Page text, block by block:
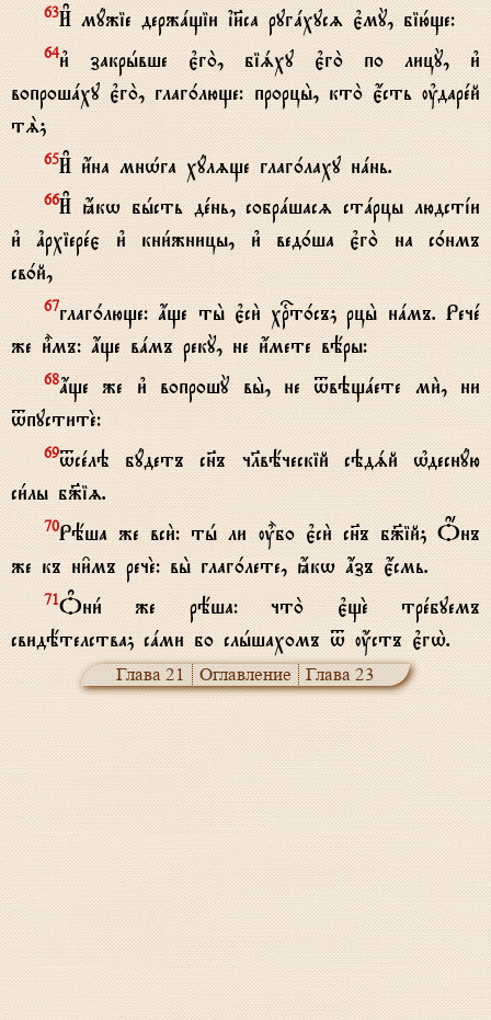
63И# мyжіе держaщіи ї}са ругaхусz є3мY, бію1ще:
64и3 закрhвше є3го2, біsху є3го2 по лицY, и3
вопрошaху є3го2, глаг0люще: прорцы2, кто2 є4сть ўдарeй
тS;
65И# и4на мнHга хyлzще глаг0лаху нaнь.
66И# ћкw бhсть дeнь, собрaшасz стaрцы людстjи
и3 ґрхіерeє и3 кни1жницы, и3 вед0ша є3го2 на с0нмъ
св0й,
67глаг0люще: ѓще ты2 є3си2 хrт0съ; рцы2 нaмъ. Речe
же и5мъ: ѓще вaмъ рекY, не и4мете вёры:
68ѓще же и3 вопрошY вы2, не tвэщaете ми2, ни
tпуститE:
69tсeлэ бyдетъ сн7ъ чlвёческій сэдsй њдеснyю
си1лы б9іz.
70Рёша же вси2: тh ли u5бо є3си2 сн7ъ б9ій; Џнъ
же къ ни6мъ речE: вы2 глаг0лете, ћкw ѓзъ є4смь.
71Nни1 же рёша: что2 є3щE трeбуемъ
свидётелства; сaми бо слhшахомъ t ќстъ є3гw2.
Глава 21 Оглавление Глава 23